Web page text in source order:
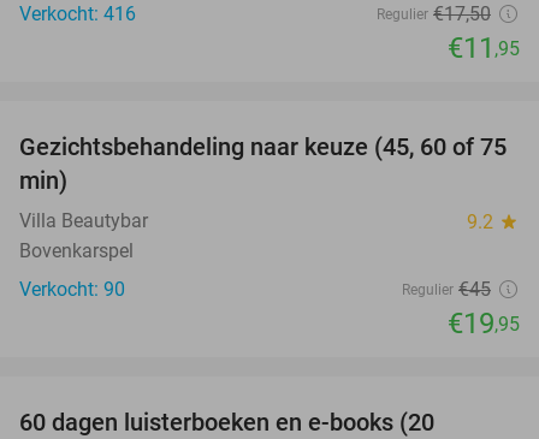
Verkocht: 416
Regulier €17,50
€11 ,95
56%
Gezichtsbehandeling naar keuze (45, 60 of 75
min)
Villa Beautybar 9.2 star
Bovenkarspel
Verkocht: 90
Regulier €45
€19,95
60 dagen luisterboeken en e-books (20